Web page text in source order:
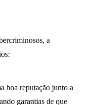
a
boa reputação junto a
garantias de que